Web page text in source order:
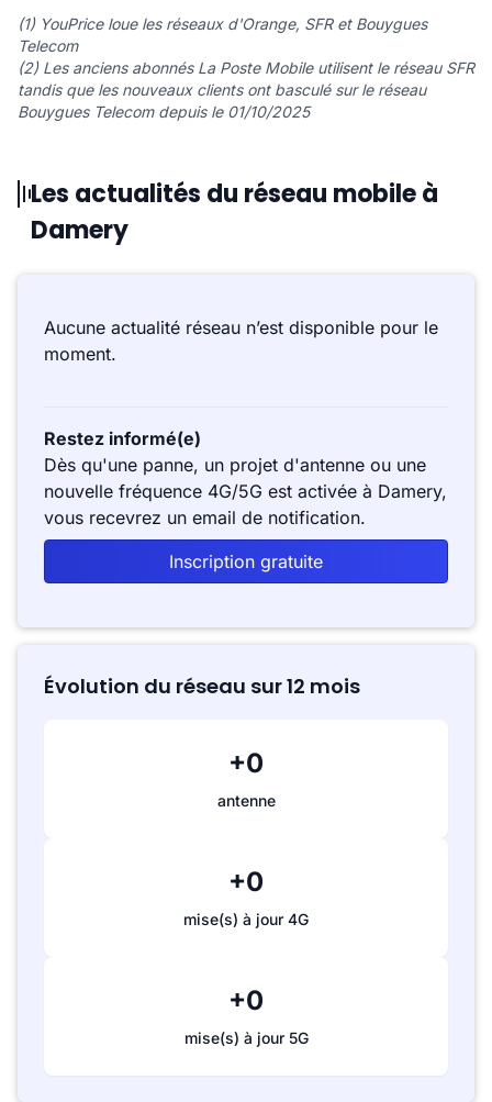
(1) YouPrice loue les réseaux d'Orange, SFR et Bouygues
Telecom
(2) Les anciens abonnés La Poste Mobile utilisent le réseau SFR
tandis que les nouveaux clients ont basculé sur le réseau
Bouygues Telecom depuis le 01/10/2025
Les actualités du réseau mobile à
Damery
Aucune actualité réseau n’est disponible pour le
moment.
Restez informé(e)
Dès qu'une panne, un projet d'antenne ou une
nouvelle fréquence 4G/5G est activée à Damery,
vous recevrez un email de notification.
Inscription gratuite
Évolution du réseau sur 12 mois
+0
antenne
+0
mise(s) à jour 4G
+0
mise(s) à jour 5G